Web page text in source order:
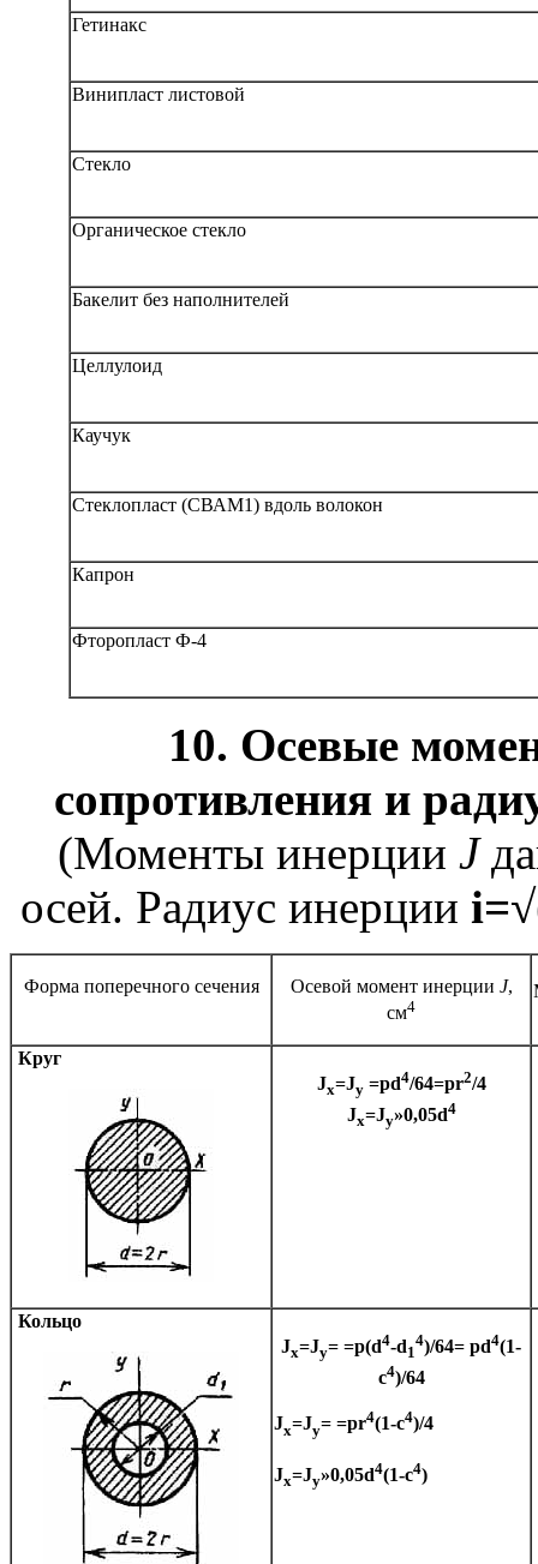
Гетинакс
Винипласт листовой
Стекло
Органическое стекло
Бакелит без наполнителей
Целлулоид
Каучук
Стеклопласт (СВАМ1) вдоль волокон
Капрон
Фторопласт Ф-4
10. Осевые
сопротивления и
(Моменты инерции J
осей. Радиус инерции i=
Форма поперечного сечения Осевой момент инерции J,
см4
Круг
Jx=Jy=pd4/64=pr2/4
Jx=Jy»0,05d4
Кольцо
Jx=Jy= =p(d4-d1
4)/64= pd4(1-
c4)/64
Jx=Jy= =pr4(1-c4)/4
Jx=Jy»0,05d4(1-c4)